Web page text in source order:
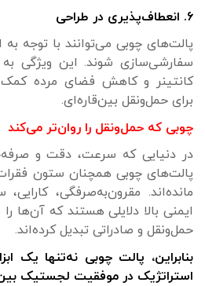
۶. انعطاف‌پذیری در طراحی
پالت‌های چوبی می‌توانند با توجه به
سفارشی‌سازی شوند. این ویژگی
کانتینر و کاهش فضای مرده
برای حمل‌ونقل بین‌قاره‌ای.
چوبی که حمل‌ونقل را روان‌تر می‌کند
در دنیایی که سرعت، دقت و
پالت‌های چوبی همچنان ستون
مانده‌اند. مقرون‌به‌صرفگی، کارایی،
ایمنی بالا دلایلی هستند که آن‌ها
حمل‌ونقل و صادراتی تبدیل کرده‌اند.
بنابراین، پالت چوبی نه‌تنها یک
استراتژیک در موفقیت لجستیک